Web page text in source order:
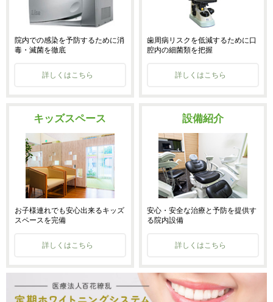
院内での感染を予防するために消
毒・滅菌を徹底
詳しくはこちら
歯周病リスクを低減するために口
腔内の細菌類を把握
詳しくはこちら
キッズスペース
お子様連れでも安心出来るキッズ
スペースを完備
詳しくはこちら
設備紹介
安心・安全な治療と予防を提供す
る院内設備
詳しくはこちら